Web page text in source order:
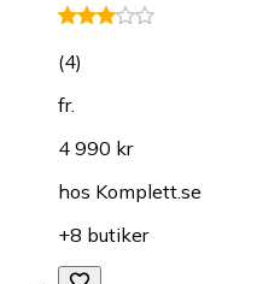
(4)
fr.
4 990 kr
hos Komplett.se
+8 butiker